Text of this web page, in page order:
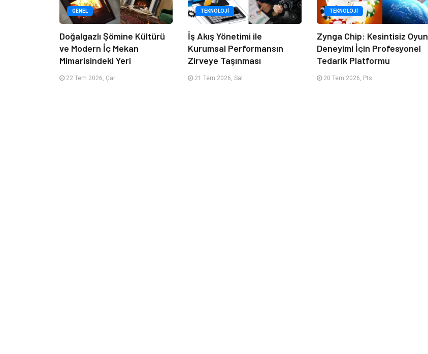
GENEL
Doğalgazlı Şömine Kültürü
ve Modern İç Mekan
Mimarisindeki Yeri
22 Tem 2026, Çar
TEKNOLOJI
İş Akış Yönetimi ile
Kurumsal Performansın
Zirveye Taşınması
21 Tem 2026, Sal
TEKNOLOJI
Zynga Chip: Kesintisiz Oyun
Deneyimi İçin Profesyonel
Tedarik Platformu
20 Tem 2026, Pts